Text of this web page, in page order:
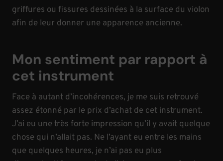
griffures ou fissures dessinées à la surface du violon
afin de leur donner une apparence ancienne.
Mon sentiment par rapport à
cet instrument
Face à autant d’incohérences, je me suis retrouvé
assez étonné par le prix d’achat de cet instrument.
J’ai eu une très forte impression qu’il y avait quelque
chose qui n’allait pas. Ne l’ayant eu entre les mains
que quelques heures, je n’ai pas eu plus